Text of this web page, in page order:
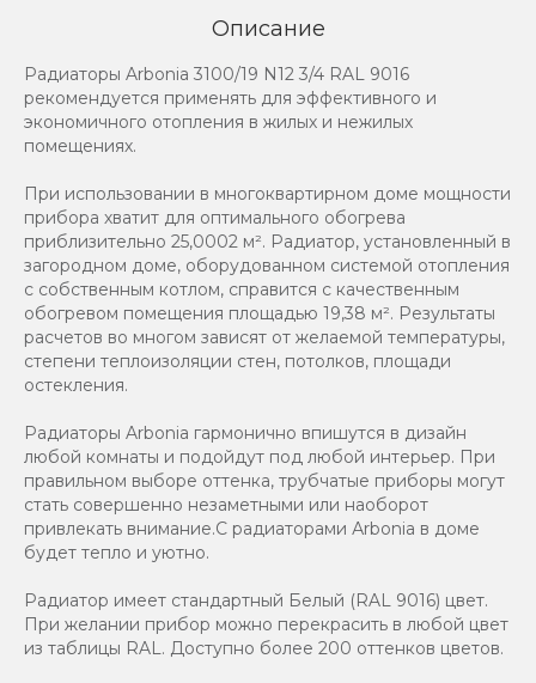
Описание
Радиаторы Arbonia 3100/19 N12 3/4 RAL 9016
рекомендуется применять для эффективного и
экономичного отопления в жилых и нежилых
помещениях.
При использовании в многоквартирном доме мощности
прибора хватит для оптимального обогрева
приблизительно 25,0002 м². Радиатор, установленный в
загородном доме, оборудованном системой отопления
с собственным котлом, справится с качественным
обогревом помещения площадью 19,38 м². Результаты
расчетов во многом зависят от желаемой температуры,
степени теплоизоляции стен, потолков, площади
остекления.
Радиаторы Arbonia гармонично впишутся в дизайн
любой комнаты и подойдут под любой интерьер. При
правильном выборе оттенка, трубчатые приборы могут
стать совершенно незаметными или наоборот
привлекать внимание.С радиаторами Аrbonia в доме
будет тепло и уютно.
Радиатор имеет стандартный Белый (RAL 9016) цвет.
При желании прибор можно перекрасить в любой цвет
из таблицы RAL. Доступно более 200 оттенков цветов.